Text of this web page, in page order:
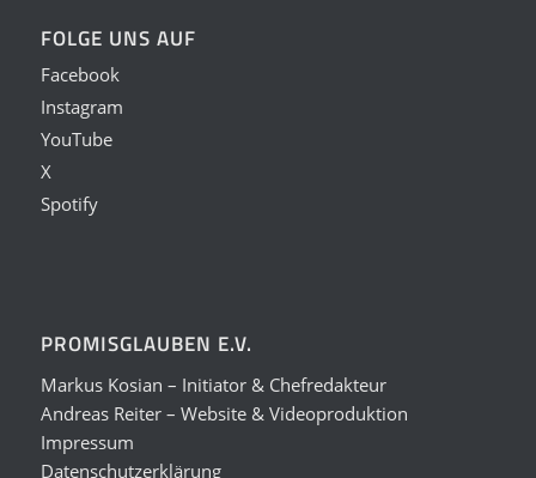
FOLGE UNS AUF
Facebook
Instagram
YouTube
X
Spotify
PROMISGLAUBEN E.V.
Markus Kosian – Initiator & Chefredakteur
Andreas Reiter – Website & Videoproduktion
Impressum
Datenschutzerklärung